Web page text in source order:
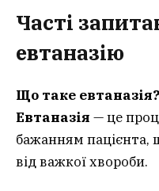
Часті
евтаназію
Що таке евтаназія?
Евтаназія — це
бажанням пацієнта,
від важкої хвороби.